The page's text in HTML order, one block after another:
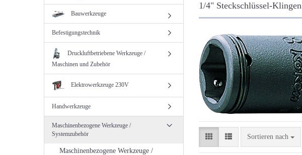
1/4" Steckschlüssel-Klingen
Sortieren nach
Sortieren nach
Bauwerkzeuge
Befestigungstechnik
Druckluftbetriebene Werkzeuge /
Maschinen und Zubehör
Elektrowerkzeuge 230V
Handwerkzeuge
Maschinenbezogene Werkzeuge /
Systemzubehör
Maschinenbezogene Werkzeuge /